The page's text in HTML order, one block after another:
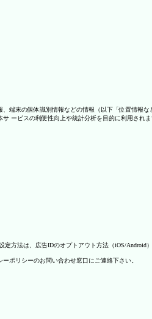
末の個体識別情報などの情報（以下「位置情報
ービスの利便性向上や統計分析を目的に利用さ
方法は、広告IDのオプトアウト方法（iOS/Android）
ポリシーのお問い合わせ窓口にご連絡下さい。